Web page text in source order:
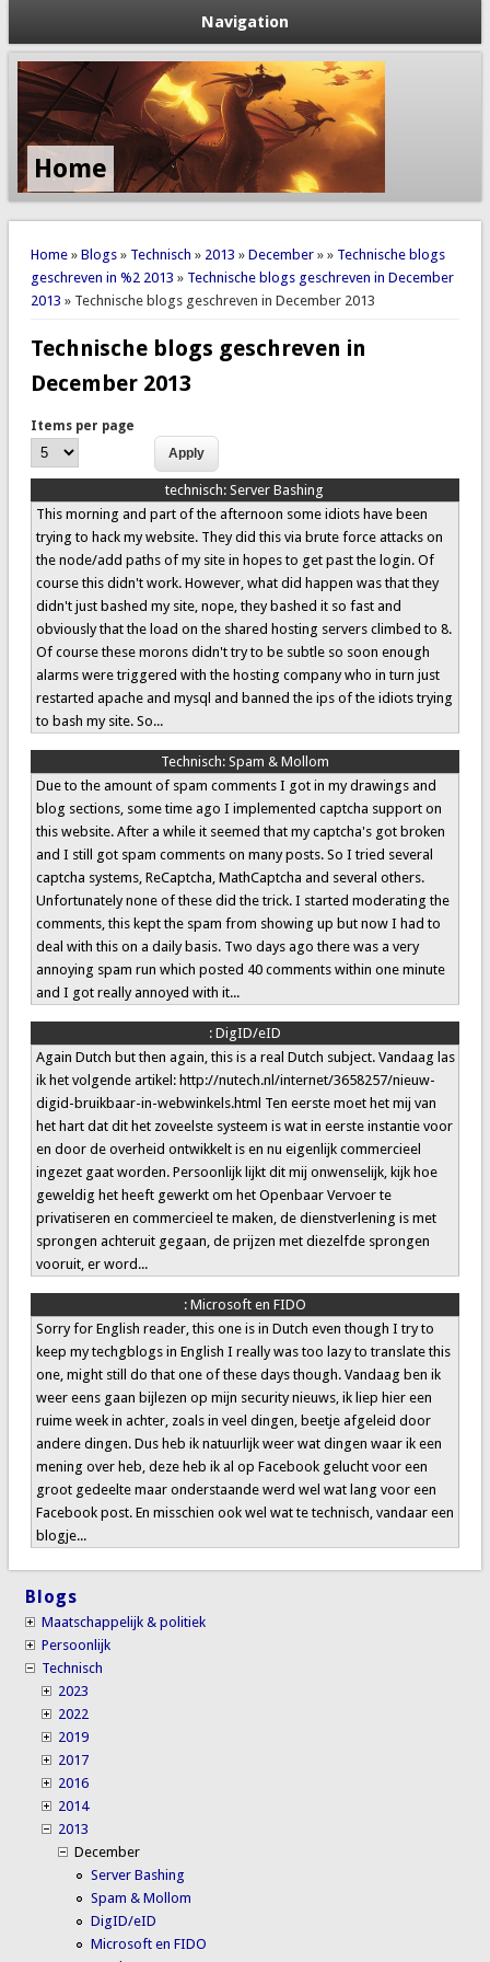
Navigation
Home
You are here
Home» Blogs» Technisch » 2013 » December» » Technische blogs
geschreven in %2 2013 » Technische blogs geschreven in December
2013 » Technische blogs geschreven in December 2013
Technische blogs geschreven in
December 2013
Items per page
technisch:Server Bashing
This morning and part of the afternoon some idiots have been
trying to hack my website. They did this via brute force attacks on
the node/add paths of my site in hopes to get past the login. Of
course this didn't work. However, what did happen was that they
didn't just bashed my site, nope, they bashed it so fast and
obviously that the load on the shared hosting servers climbed to 8.
Of course these morons didn't try to be subtle so soon enough
alarms were triggered with the hosting company who in turn just
restarted apache and mysql and banned the ips of the idiots trying
to bash my site. So...
Technisch: Spam & Mollom
Due to the amount of spam comments I got in my drawings and
blog sections, some time ago I implemented captcha support on
this website. After a while it seemed that my captcha's got broken
and I still got spam comments on many posts. So I tried several
captcha systems, ReCaptcha, MathCaptcha and several others.
Unfortunately none of these did the trick. I started moderating the
comments, this kept the spam from showing up but now I had to
deal with this on a daily basis. Two days ago there was a very
annoying spam run which posted 40 comments within one minute
and I got really annoyed with it...
: DigID/eID
Again Dutch but then again, this is a real Dutch subject. Vandaag las
ik het volgende artikel: http://nutech.nl/internet/3658257/nieuw-
digid-bruikbaar-in-webwinkels.html Ten eerste moet het mij van
het hart dat dit het zoveelste systeem is wat in eerste instantie voor
en door de overheid ontwikkelt is en nu eigenlijk commercieel
ingezet gaat worden. Persoonlijk lijkt dit mij onwenselijk, kijk hoe
geweldig het heeft gewerkt om het Openbaar Vervoer te
privatiseren en commercieel te maken, de dienstverlening is met
sprongen achteruit gegaan, de prijzen met diezelfde sprongen
vooruit, er word...
: Microsoft en FIDO
Sorry for English reader, this one is in Dutch even though I try to
keep my techgblogs in English I really was too lazy to translate this
one, might still do that one of these days though. Vandaag ben ik
weer eens gaan bijlezen op mijn security nieuws, ik liep hier een
ruime week in achter, zoals in veel dingen, beetje afgeleid door
andere dingen. Dus heb ik natuurlijk weer wat dingen waar ik een
mening over heb, deze heb ik al op Facebook gelucht voor een
groot gedeelte maar onderstaande werd wel wat lang voor een
Facebook post. En misschien ook wel wat te technisch, vandaar een
blogje...
Blogs
Maatschappelijk & politiek
Persoonlijk
Technisch
2023
2022
2019
2017
2016
2014
2013
December
Server Bashing
Spam & Mollom
DigID/eID
Microsoft en FIDO